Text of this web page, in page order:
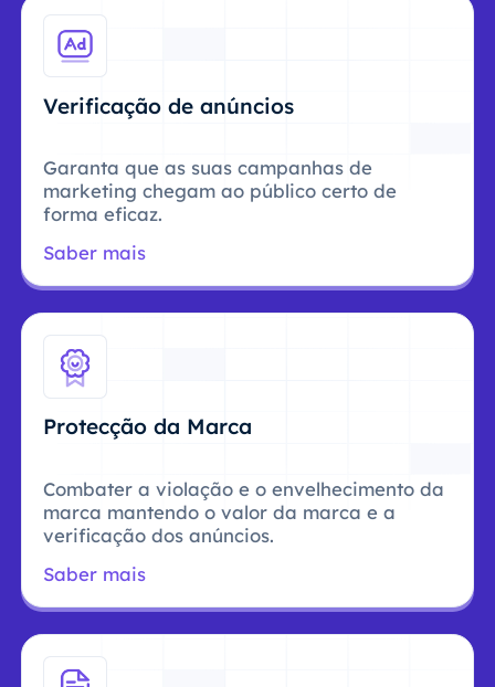
Verificação de anúncios
Garanta que as suas campanhas de
marketing chegam ao público certo de
forma eficaz.
Saber mais
Protecção da Marca
Combater a violação e o envelhecimento da
marca mantendo o valor da marca e a
verificação dos anúncios.
Saber mais